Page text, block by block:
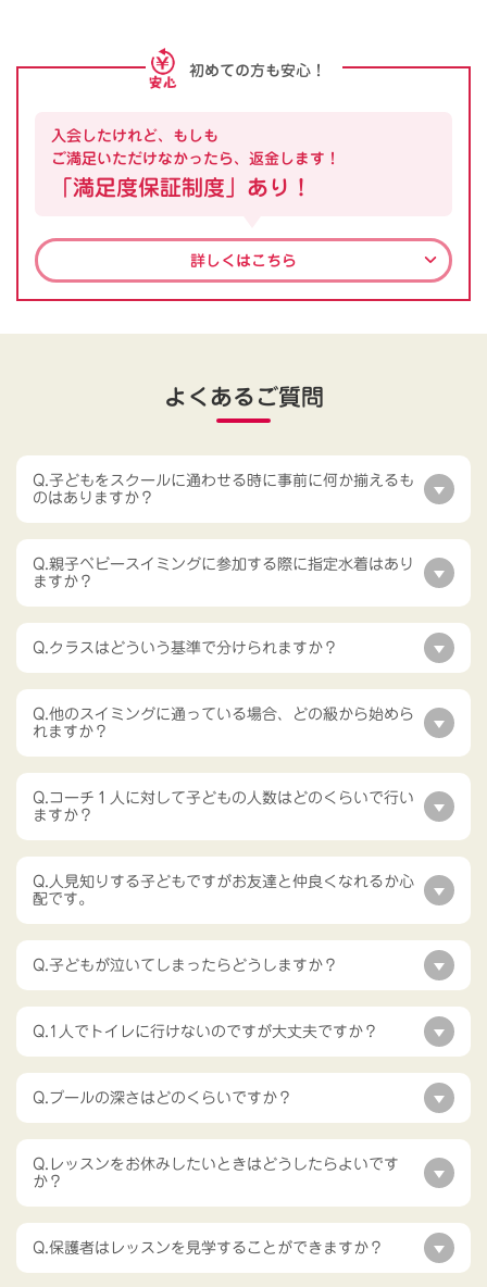
初めての方も安心！
入会したけれど、もしも
ご満足いただけなかったら、返金します！
「満足度保証制度」あり！
詳しくはこちら
よくあるご質問
Q.子どもをスクールに通わせる時に事前に何か揃えるも
のはありますか？
Q.親子ベビースイミングに参加する際に指定水着はあり
ますか？
Q.クラスはどういう基準で分けられますか？
Q.他のスイミングに通っている場合、どの級から始めら
れますか？
Q.コーチ１人に対して子どもの人数はどのくらいで行い
ますか？
Q.人見知りする子どもですがお友達と仲良くなれるか心
配です。
Q.子どもが泣いてしまったらどうしますか？
Q.1人でトイレに行けないのですが大丈夫ですか？
Q.プールの深さはどのくらいですか？
Q.レッスンをお休みしたいときはどうしたらよいです
か？
Q.保護者はレッスンを見学することができますか？